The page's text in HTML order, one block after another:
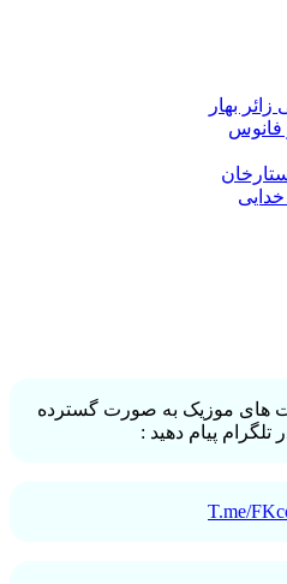
بهار
فانوس
های موزیک به صورت گسترده
تلگرام پیام دهید :
T.me/